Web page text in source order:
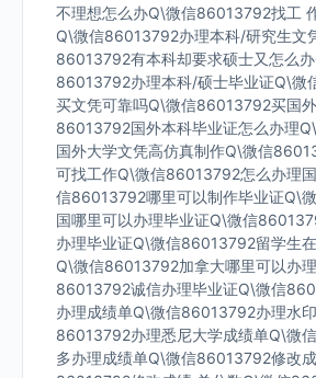
不理想怎么办Q\微信86013792找工
Q\微信86013792办理本科/研究生文
86013792有本科却要求硕士又怎么
86013792办理本科/硕士毕业证Q\微
买文凭可靠吗Q\微信86013792买国
86013792国外本科毕业证怎么办理
国外大学文凭高仿真制作Q\微信
可找工作Q\微信86013792怎么办理
信86013792哪里可以制作毕业证Q\
国哪里可以办理毕业证Q\微信
办理毕业证Q\微信86013792留学生
Q\微信86013792加拿大哪里可以办
86013792诚信办理毕业证Q\微信
办理成绩单Q\微信86013792办理水
86013792办理悉尼大学成绩单Q\微
多办理成绩单Q\微信86013792修改